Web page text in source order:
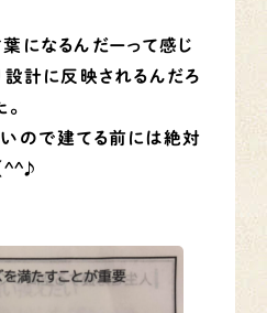
になるんだーって感じ
設計に反映されるんだろ
ので建てる前には絶対